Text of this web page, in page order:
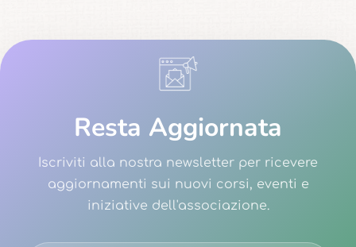
Resta Aggiornata
Iscriviti alla nostra newsletter per ricevere
aggiornamenti sui nuovi corsi, eventi e
iniziative dell'associazione.